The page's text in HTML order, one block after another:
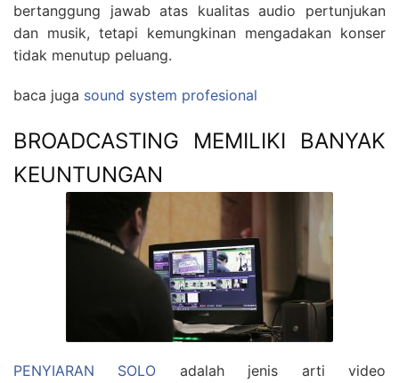
bertanggung jawab atas kualitas audio pertunjukan
dan musik, tetapi kemungkinan mengadakan konser
tidak menutup peluang.
baca juga sound system profesional
BROADCASTING MEMILIKI BANYAK
KEUNTUNGAN
PENYIARAN SOLO adalah jenis arti video